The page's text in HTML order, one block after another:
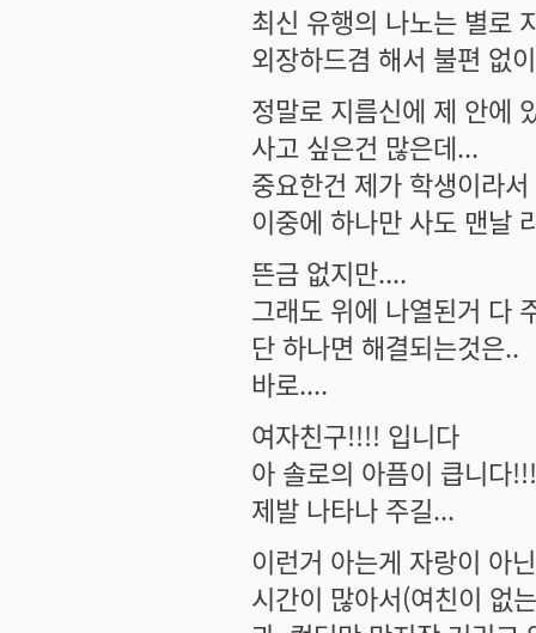
최신 유행의 나노는 별로
외장하드겸 해서 불편 없
정말로 지름신에 제 안에
사고 싶은건 많은데...
중요한건 제가 학생이라
이중에 하나만 사도 맨날
뜬금 없지만....
그래도 위에 나열된거 다
단 하나면 해결되는것은..
바로....
여자친구!!!! 입니다
아 솔로의 아픔이 큽니다
제발 나타나 주길...
이런거 아는게 자랑이 아
시간이 많아서(여친이 없